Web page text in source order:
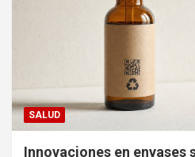
SALUD
Innovaciones en envases